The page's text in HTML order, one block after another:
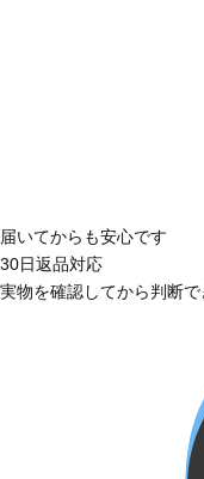
届いてからも安心です
30日返品対応
実物を確認してから判断